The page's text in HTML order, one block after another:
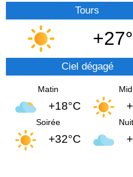
Tours
Ciel dégagé
Matin
+18°C
Soirée
+32°C
Nuit